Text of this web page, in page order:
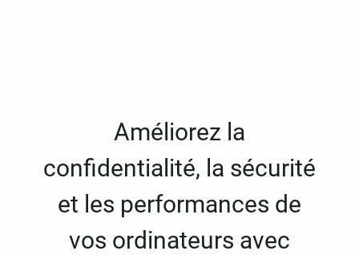
Améliorez la
confidentialité, la sécurité
et les performances de
vos ordinateurs avec